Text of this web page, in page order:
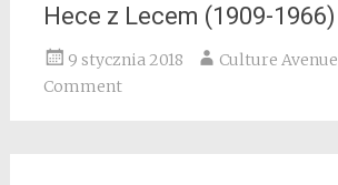
Hece z Lecem (1909-1966)
9 stycznia 2018 Culture Avenue
Comment